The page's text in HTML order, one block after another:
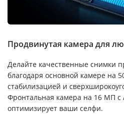
Продвинутая камера для
Делайте качественные снимки
благодаря основной камере на
стабилизацией и
Фронтальная камера на 16 МП с
оптимизирует ваши селфи.